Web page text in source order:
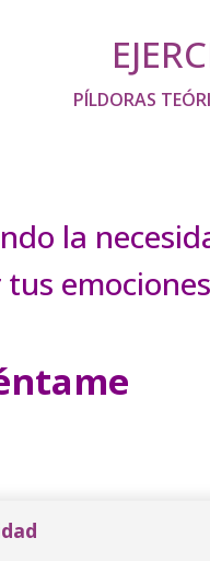
PÍLDORAS
la